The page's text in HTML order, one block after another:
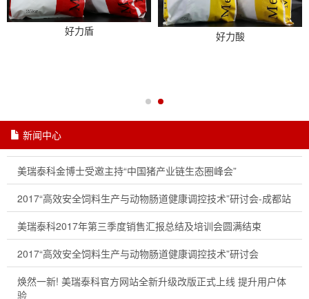
好力盾 好力酸
新闻中心
美瑞泰科金博士受邀主持“中国猪产业链生态圈峰会”
2017“高效安全饲料生产与动物肠道健康调控技术”研讨会-成都站
美瑞泰科2017年第三季度销售汇报总结及培训会圆满结束
2017“高效安全饲料生产与动物肠道健康调控技术”研讨会
焕然一新! 美瑞泰科官方网站全新升级改版正式上线 提升用户体
验